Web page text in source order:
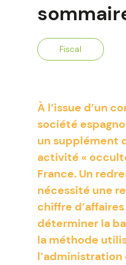
Fiscal
À l’issue d’un
société
un supplément
activité «
France. Un
nécessité une
chiffre
déterminer la
la méthode